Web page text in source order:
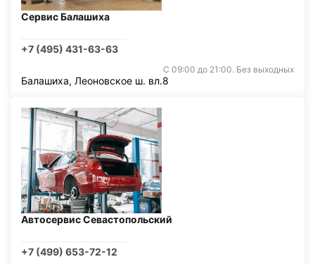
Сервис Балашиха
+7 (495) 431-63-63
С 09:00 до 21:00. Без выходных
Балашиха, Леоновское ш. вл.8
Автосервис Севастопольский
+7 (499) 653-72-12